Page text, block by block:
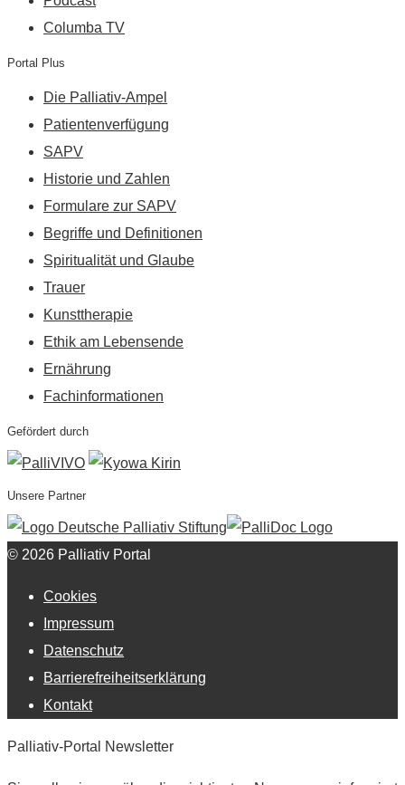
Columba TV
Portal Plus
Die Palliativ-Ampel
Patientenverfügung
SAPV
Historie und Zahlen
Formulare zur SAPV
Begriffe und Definitionen
Spiritualität und Glaube
Trauer
Kunsttherapie
Ethik am Lebensende
Ernährung
Fachinformationen
Gefördert durch
Unsere Partner
© 2026 Palliativ Portal
Cookies
Impressum
Datenschutz
Barrierefreiheitserklärung
Kontakt
Palliativ-Portal Newsletter